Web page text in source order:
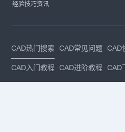
经验技巧资讯
CAD热门搜索 CAD常见问题 CAD
CAD入门教程 CAD进阶教程 CAD